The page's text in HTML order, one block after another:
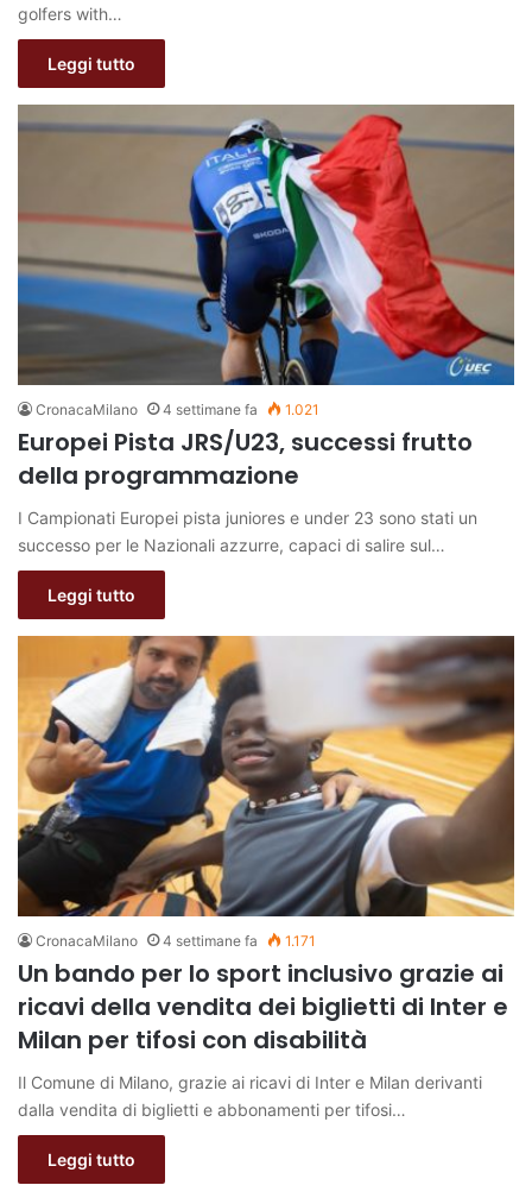
golfers with…
Leggi tutto
CronacaMilano 4 settimane fa 1.021
Europei Pista JRS/U23, successi frutto
della programmazione
I Campionati Europei pista juniores e under 23 sono stati un
successo per le Nazionali azzurre, capaci di salire sul…
Leggi tutto
CronacaMilano 4 settimane fa 1.171
Un bando per lo sport inclusivo grazie ai
ricavi della vendita dei biglietti di Inter e
Milan per tifosi con disabilità
Il Comune di Milano, grazie ai ricavi di Inter e Milan derivanti
dalla vendita di biglietti e abbonamenti per tifosi…
Leggi tutto